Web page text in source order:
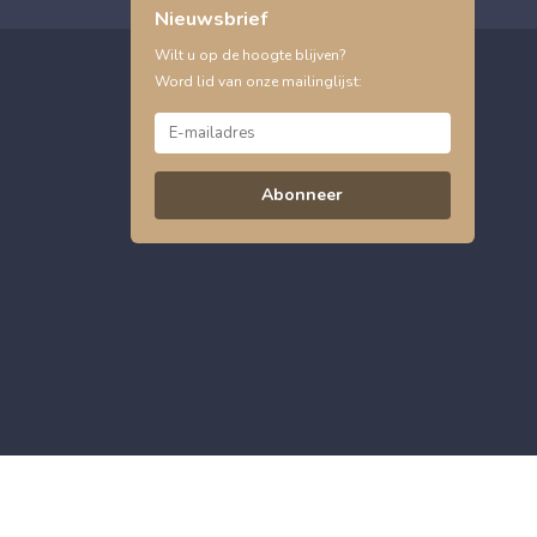
Nieuwsbrief
Wilt u op de hoogte blijven?
Word lid van onze mailinglijst:
Abonneer